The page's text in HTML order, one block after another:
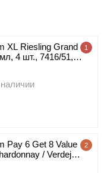
1
XL Riesling Grand
4 шт., 7416/51,
2
Pay 6 Get 8 Value
/ Verdejo,
Riedel